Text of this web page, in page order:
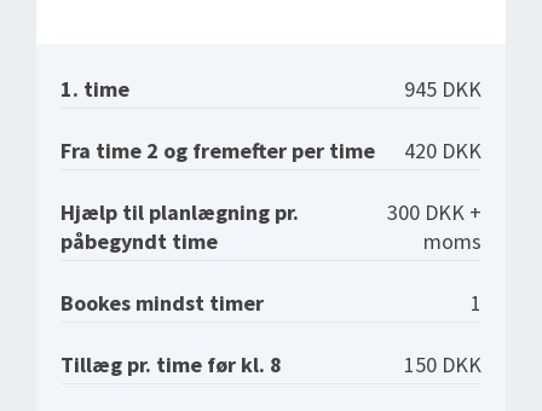
1. time 945 DKK
Fra time 2 og fremefter per time 420 DKK
Hjælp til planlægning pr.
påbegyndt time
300 DKK +
moms
Bookes mindst timer 1
Tillæg pr. time før kl. 8 150 DKK